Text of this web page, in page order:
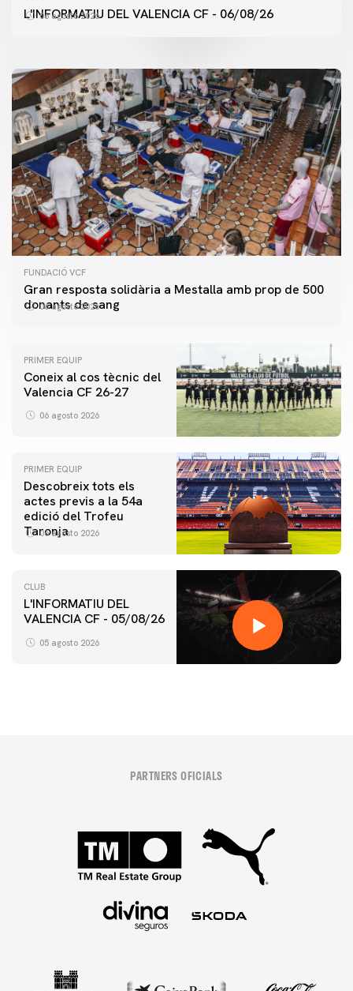
L'INFORMATIU DEL VALENCIA CF - 06/08/26
06 agosto 2026
ENTRENAMENT DEL VALENCIA CF 6/8/2026
FUNDACIÓ VCF
Gran resposta solidària a Mestalla amb prop de 500
donants de sang
06 agosto 2026
PRIMER EQUIP
Coneix al cos tècnic del
Valencia CF 26-27
06 agosto 2026
PRIMER EQUIP
Descobreix tots els
actes previs a la 54a
edició del Trofeu
Taronja
06 agosto 2026
CLUB
L'INFORMATIU DEL
VALENCIA CF - 05/08/26
05 agosto 2026
PARTNERS OFICIALS